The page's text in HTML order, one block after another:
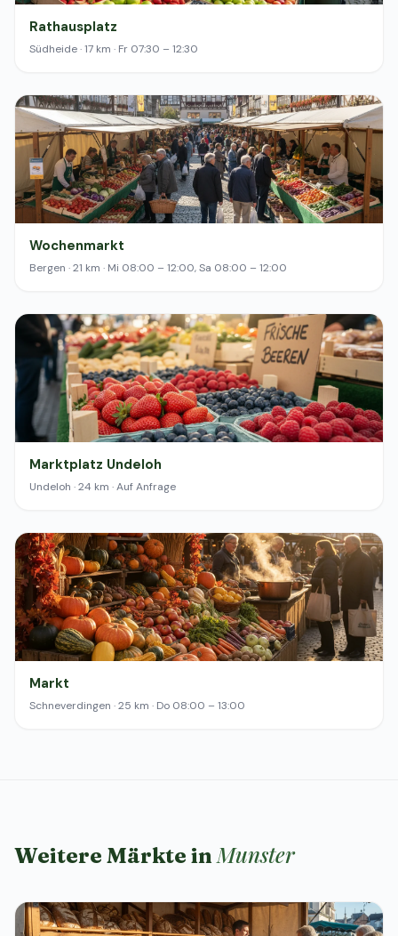
Rathausplatz
Südheide · 17 km · Fr 07:30 – 12:30
Wochenmarkt
Bergen · 21 km · Mi 08:00 – 12:00, Sa 08:00 – 12:00
Marktplatz Undeloh
Undeloh · 24 km · Auf Anfrage
Markt
Schneverdingen · 25 km · Do 08:00 – 13:00
Weitere Märkte inMunster